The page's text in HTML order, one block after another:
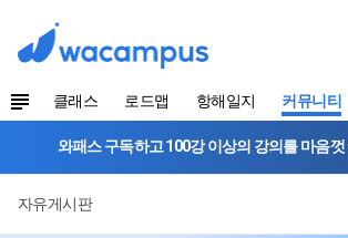
클래스 로드맵 항해일지 커뮤니티
와패스 구독하고 100강 이상의 강의를 마음
자유게시판